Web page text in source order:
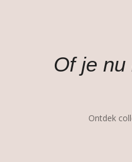
Of je
Ontdek